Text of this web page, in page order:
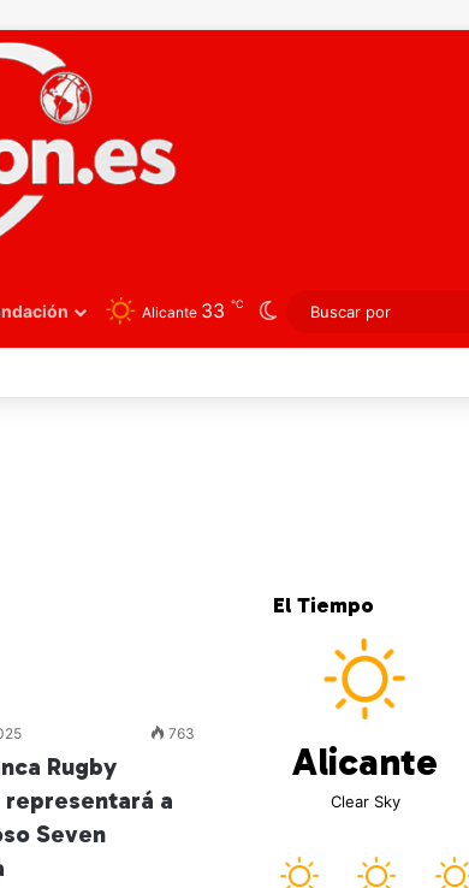
Alicante 33 ℃ Switch skin
los octavos tras una exhibición colectiva ante Georgia
763
Rugby
a
Seven
El Tiempo
Alicante
Clear Sky